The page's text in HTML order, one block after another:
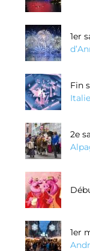
1er
Fin
2e
1er